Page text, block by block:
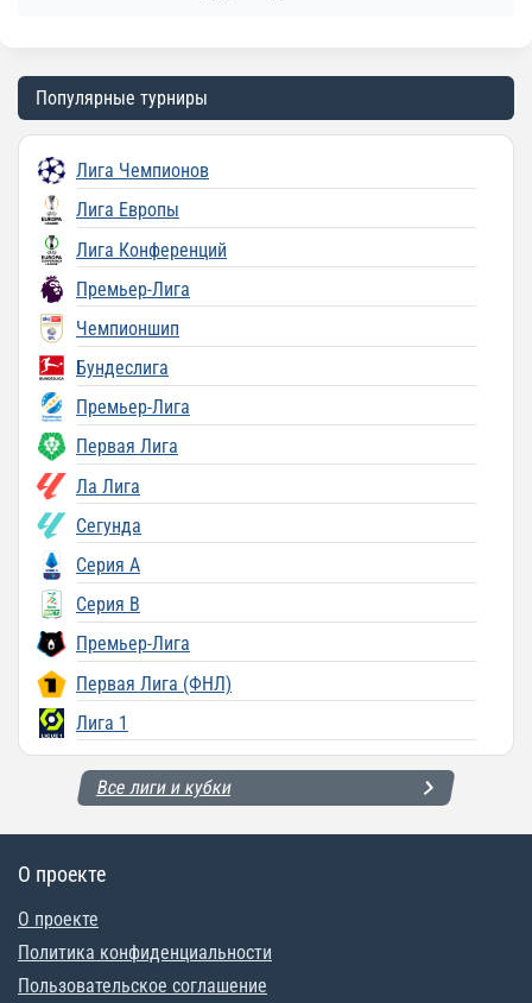
Популярные турниры
Лига Чемпионов
Лига Европы
Лига Конференций
Премьер-Лига
Чемпионшип
Бундеслига
Премьер-Лига
Первая Лига
Ла Лига
Сегунда
Серия A
Серия B
Премьер-Лига
Первая Лига (ФНЛ)
Лига 1
Все лиги и кубки
О проекте
О проекте
Политика конфиденциальности
Пользовательское соглашение